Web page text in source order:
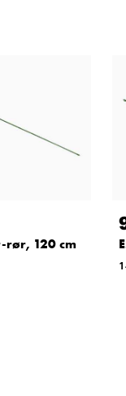
rør, 120 cm